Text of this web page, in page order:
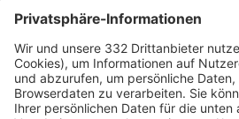
HÄUFIG BESUCHTE SEITEN
Pässe und Vereinswechsel
Trainerausbildung